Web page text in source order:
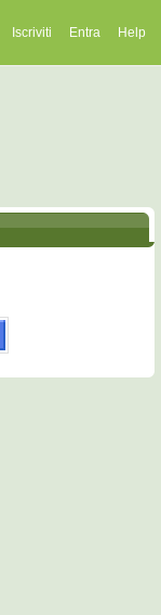
Iscriviti Entra Help